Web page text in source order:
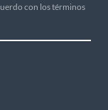
con los términos